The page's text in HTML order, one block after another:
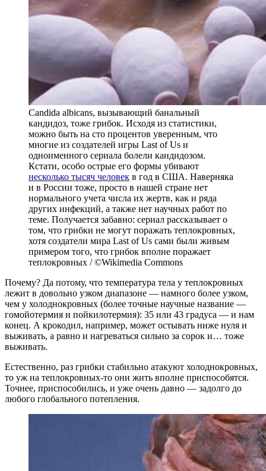
Candida albicans, вызывающий банальный
кандидоз, тоже грибок. Исходя из статистики,
можно быть на сто процентов уверенным, что
многие из создателей игры Last of Us и
одноименного сериала болели кандидозом.
Кстати, особо острые его формы убивают
несколько тысяч человек в год в США. Наверняка
и в России тоже, просто в нашей стране нет
нормального учета числа их жертв, как и ряда
других инфекций, а также нет научных работ по
теме. Получается забавно: сериал рассказывает о
том, что грибки не могут поражать теплокровных,
хотя создатели мира Last of Us сами были живым
примером того, что грибок вполне поражает
теплокровных / ©Wikimedia Commons
Почему? Да потому, что температура тела у теплокровных
лежит в довольно узком диапазоне — намного более узком,
чем у холоднокровных (более точные научные название —
гомойотермия и пойкилотермия): 35 или 43 градуса — и нам
конец. А крокодил, например, может остывать ниже нуля и
выживать, а равно и нагреваться сильно за сорок и… тоже
выживать.
Естественно, раз грибки стабильно атакуют холоднокровных,
то уж на теплокровных-то они жить вполне приспособятся.
Точнее, приспособились, и уже очень давно — задолго до
любого глобального потепления.